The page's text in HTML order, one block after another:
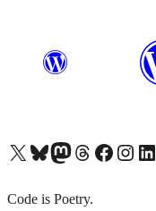
X (旧 Twitter) アカウントへBluesky アカウントへMastodon アカウントへThreads アカウントへ Facebook ページへInstagram アカウントへ LinkedIn アカウントへ
Code is Poetry.